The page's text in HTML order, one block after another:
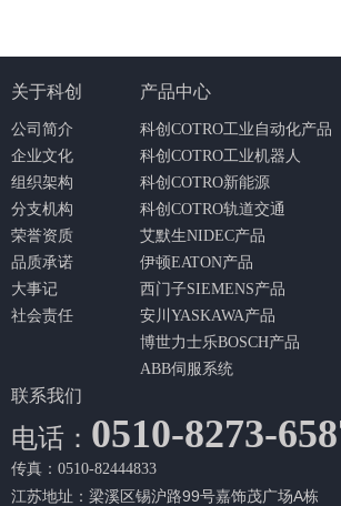
关于科创
公司简介
企业文化
组织架构
分支机构
荣誉资质
品质承诺
大事记
社会责任
产品中心
科创COTRO工业自动化产品
科创COTRO工业机器人
科创COTRO新能源
科创COTRO轨道交通
艾默生NIDEC产品
伊顿EATON产品
西门子SIEMENS产品
安川YASKAWA产品
博世力士乐BOSCH产品
ABB伺服系统
联系我们
电话： 0510-8273-
传真：0510-82444833
江苏地址：梁溪区锡沪路99号嘉饰茂广场A栋